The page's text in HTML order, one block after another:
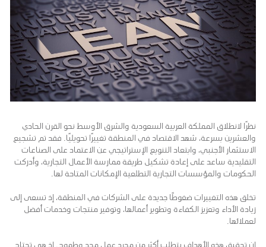
نظرًا لانطلاق المملكة العربية السعودية والشرق الأوسط نحو القرن الحادي
والعشرين بسرعة، شهد الاقتصاد في المنطقة تغييرًا تحويليًا. فقد تم تشجيع
الاستثمار الأجنبي، وابتعاد التنويع الإستراتيجي عن الاعتماد على الصناعات
التقليدية ساعد على إعادة تشكيل طريقة ممارسة الأعمال التجارية، وأدركت
الحكومات والمؤسسات التجارية التطلعية الإمكانات المتاحة لها.
تخلق هذه التغييرات ضغوطًا جديدة على الشركات في المنطقة، إذ تسعى إلى
زيادة الأداء وتعزيز الكفاءة وتطوير أعمالها، وتوفير منتجات وخدمات أفضل
لعملائها.
إن تحقيق هذه الأهداف يتطلب أكثر من مجرد عمل مجد وطموح. إذ هي تحتاج